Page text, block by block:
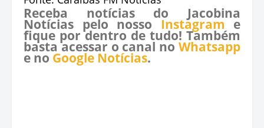
Receba notícias do Jacobina
Notícias pelo nosso Instagram e
fique por dentro de tudo! Também
basta acessar o canal no Whatsapp
e no Google Notícias.